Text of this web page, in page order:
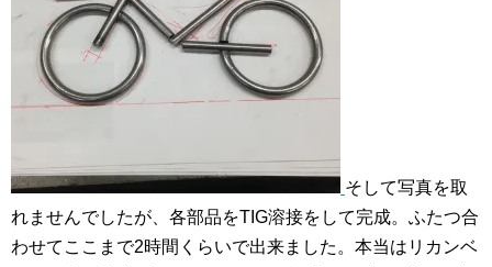
そして写真を取
れませんでしたが、各部品をTIG溶接をして完成。ふたつ合
わせてここまで2時間くらいで出来ました。本当はリカンベ